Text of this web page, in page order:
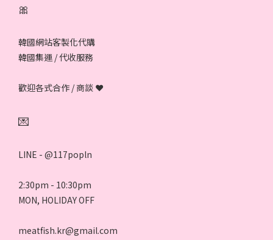
🎀
韓國網站客製化代購
韓國集運 / 代收服務
歡迎各式合作 / 商談 ❤
💌
LINE - @117popln
2:30pm - 10:30pm
MON, HOLIDAY OFF
meatfish.kr@gmail.com